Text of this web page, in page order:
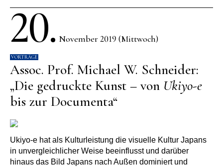
20. November 2019 (Mittwoch)
VORTRÄGE
Assoc. Prof. Michael W. Schneider:
„Die gedruckte Kunst – von Ukiyo-e
bis zur Documenta“
Ukiyo-e hat als Kulturleistung die visuelle Kultur Japans
in unvergleichlicher Weise beeinflusst und darüber
hinaus das Bild Japans nach Außen dominiert und